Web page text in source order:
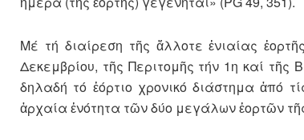
Μέ τή διαίρεση τῆς ἄλλοτε ἑνιαίας
Δεκεμβρίου, τῆς Περιτομῆς τήν 1η καί
δηλαδή τό ἑόρτιο χρονικό διάστημα ἀπό
ἀρχαία ἑνότητα τῶν δύο μεγάλων ἑορτῶν